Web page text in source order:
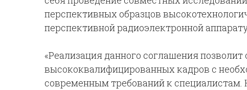
перспективных образцов
перспективной радиоэлектронной
«Реализация данного соглашения
высококвалифицированных кадров с
современным требований к специалистам.